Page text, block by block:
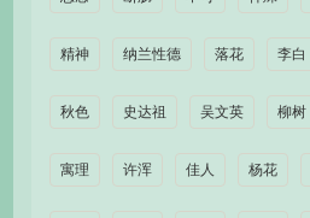
精神 纳兰性德 落花 李白
秋色 史达祖 吴文英 柳树
寓理 许浑 佳人 杨花